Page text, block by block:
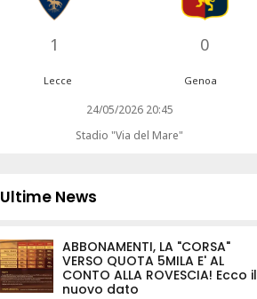
1 0
Lecce Genoa
24/05/2026 20:45
Stadio "Via del Mare"
Ultime News
ABBONAMENTI, LA "CORSA"
VERSO QUOTA 5MILA E' AL
CONTO ALLA ROVESCIA! Ecco il
nuovo dato